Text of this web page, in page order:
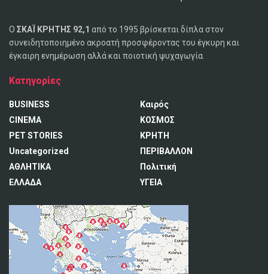
Ο ΣΚΑΪ ΚΡΗΤΗΣ 92,1 από το 1995 βρίσκεται δίπλα στον
συνειδητοποιημένο ακροατή προσφέροντας του έγκυρη και
έγκαιρη ενημέρωση αλλά και ποιοτική ψυχαγωγία.
Κατηγορίες
BUSINESS
CINEMA
PET STORIES
Uncategorized
ΑΘΛΗΤΙΚΑ
ΕΛΛΑΔΑ
Καιρός
ΚΟΣΜΟΣ
ΚΡΗΤΗ
ΠΕΡΙΒΑΛΛΟΝ
Πολιτική
ΥΓΕΙΑ